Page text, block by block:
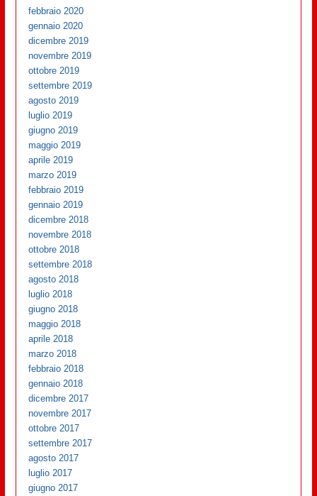
febbraio 2020
gennaio 2020
dicembre 2019
novembre 2019
ottobre 2019
settembre 2019
agosto 2019
luglio 2019
giugno 2019
maggio 2019
aprile 2019
marzo 2019
febbraio 2019
gennaio 2019
dicembre 2018
novembre 2018
ottobre 2018
settembre 2018
agosto 2018
luglio 2018
giugno 2018
maggio 2018
aprile 2018
marzo 2018
febbraio 2018
gennaio 2018
dicembre 2017
novembre 2017
ottobre 2017
settembre 2017
agosto 2017
luglio 2017
giugno 2017